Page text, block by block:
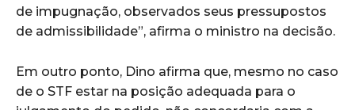
de impugnação, observados seus pressupostos
de admissibilidade”, afirma o ministro na decisão.
Em outro ponto, Dino afirma que, mesmo no caso
de o STF estar na posição adequada para o